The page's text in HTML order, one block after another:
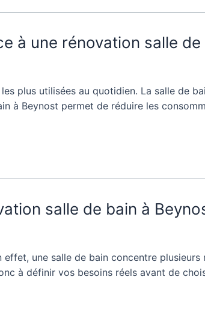
à une rénovation salle de
plus utilisées au quotidien. La salle de
à Beynost permet de réduire les
salle de bain à
une salle de bain concentre
à définir vos besoins réels avant de